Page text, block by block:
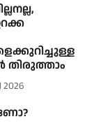
തിരുത്താം
2026